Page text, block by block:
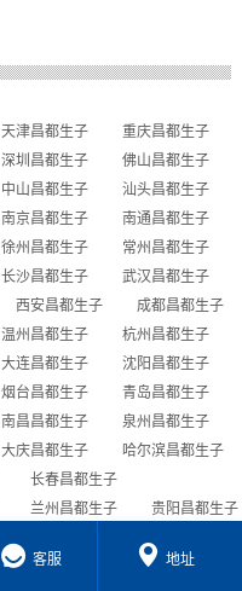
天津昌都生子
重庆昌都生子
深圳昌都生子
佛山昌都生子
中山昌都生子
汕头昌都生子
南京昌都生子
南通昌都生子
徐州昌都生子
常州昌都生子
长沙昌都生子
武汉昌都生子
西安昌都生子
成都昌都生子
温州昌都生子
杭州昌都生子
大连昌都生子
沈阳昌都生子
烟台昌都生子
青岛昌都生子
南昌昌都生子
泉州昌都生子
大庆昌都生子
哈尔滨昌都生子
长春昌都生子
兰州昌都生子
贵阳昌都生子
客服 地址